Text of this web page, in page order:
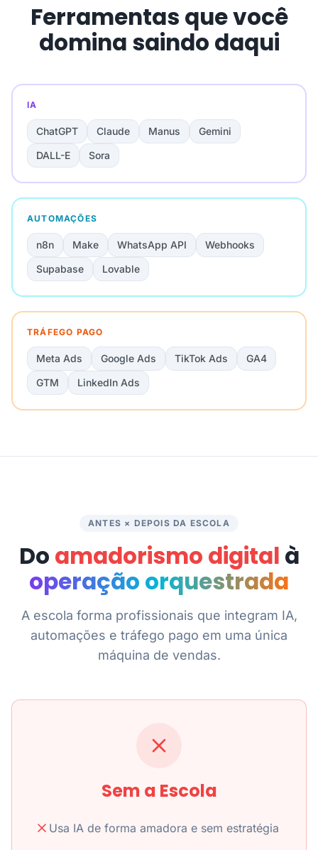
Ferramentas que você
domina saindo daqui
IA
ChatGPT Claude Manus
Gemini
DALL-E
Sora
AUTOMAÇÕES
n8n Make WhatsApp API
Webhooks
Supabase
Lovable
TRÁFEGO PAGO
Meta Ads Google Ads TikTok Ads
GA4
GTM
LinkedIn Ads
ANTES × DEPOIS DA ESCOLA
Do amadorismo digital à
operação orquestrada
A escola forma profissionais que integram IA,
automações e tráfego pago em uma única
máquina de vendas.
Sem a Escola
Usa IA de forma amadora e sem estratégia